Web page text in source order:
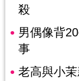
殺
男偶像背
事
老高與小